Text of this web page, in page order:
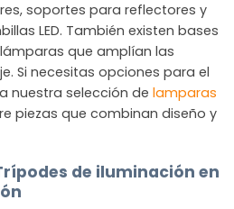
soportes para reflectores y
LED. También existen bases
que amplían las
Si necesitas opciones para el
nuestra selección de lamparas
piezas que combinan diseño y
de iluminación en